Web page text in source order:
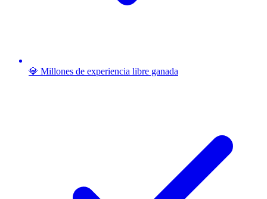
💎 Millones de experiencia libre ganada